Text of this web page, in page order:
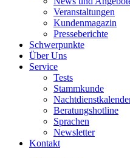
Veranstaltungen
Kundenmagazin
Presseberichte
Schwerpunkte
Über Uns
Service
Tests
Stammkunde
Beratungshotline
Sprachen
Newsletter
Kontakt